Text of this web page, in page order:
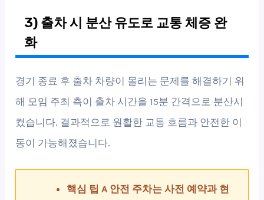
3) 출차 시 분산 유도로 교통 체증 완
화
경기 종료 후 출차 차량이 몰리는 문제를 해결하기 위
해 모임 주최 측이 출차 시간을 15분 간격으로 분산시
켰습니다. 결과적으로 원활한 교통 흐름과 안전한 이
동이 가능해졌습니다.
핵심 팁 A 안전 주차는 사전 예약과 현